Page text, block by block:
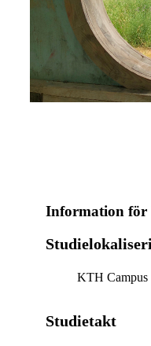
Information för
KTH Campus
Studietakt